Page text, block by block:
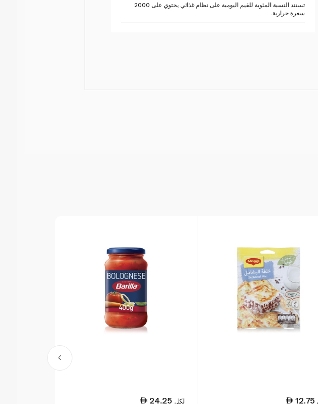
تستند النسبة المئوية للقيم اليومية على نظام غذائي يحتوي على 2000
سعرة حرارية.
12.75
24.25 لكل